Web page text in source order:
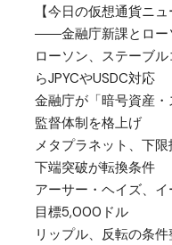
【今日の仮想通貨ニ
――金融庁新課とロー
ローソン、ステーブ
らJPYCやUSDC対応
金融庁が「暗号資産
監督体制を格上げ
メタプラネット、下
下端突破が転換条件
アーサー・ヘイズ、
目標5,000ドル
リップル、反転の条